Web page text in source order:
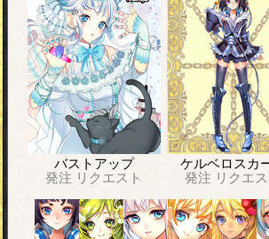
バストアップ
発注 リクエスト
ケルベロスカ
発注 リクエス